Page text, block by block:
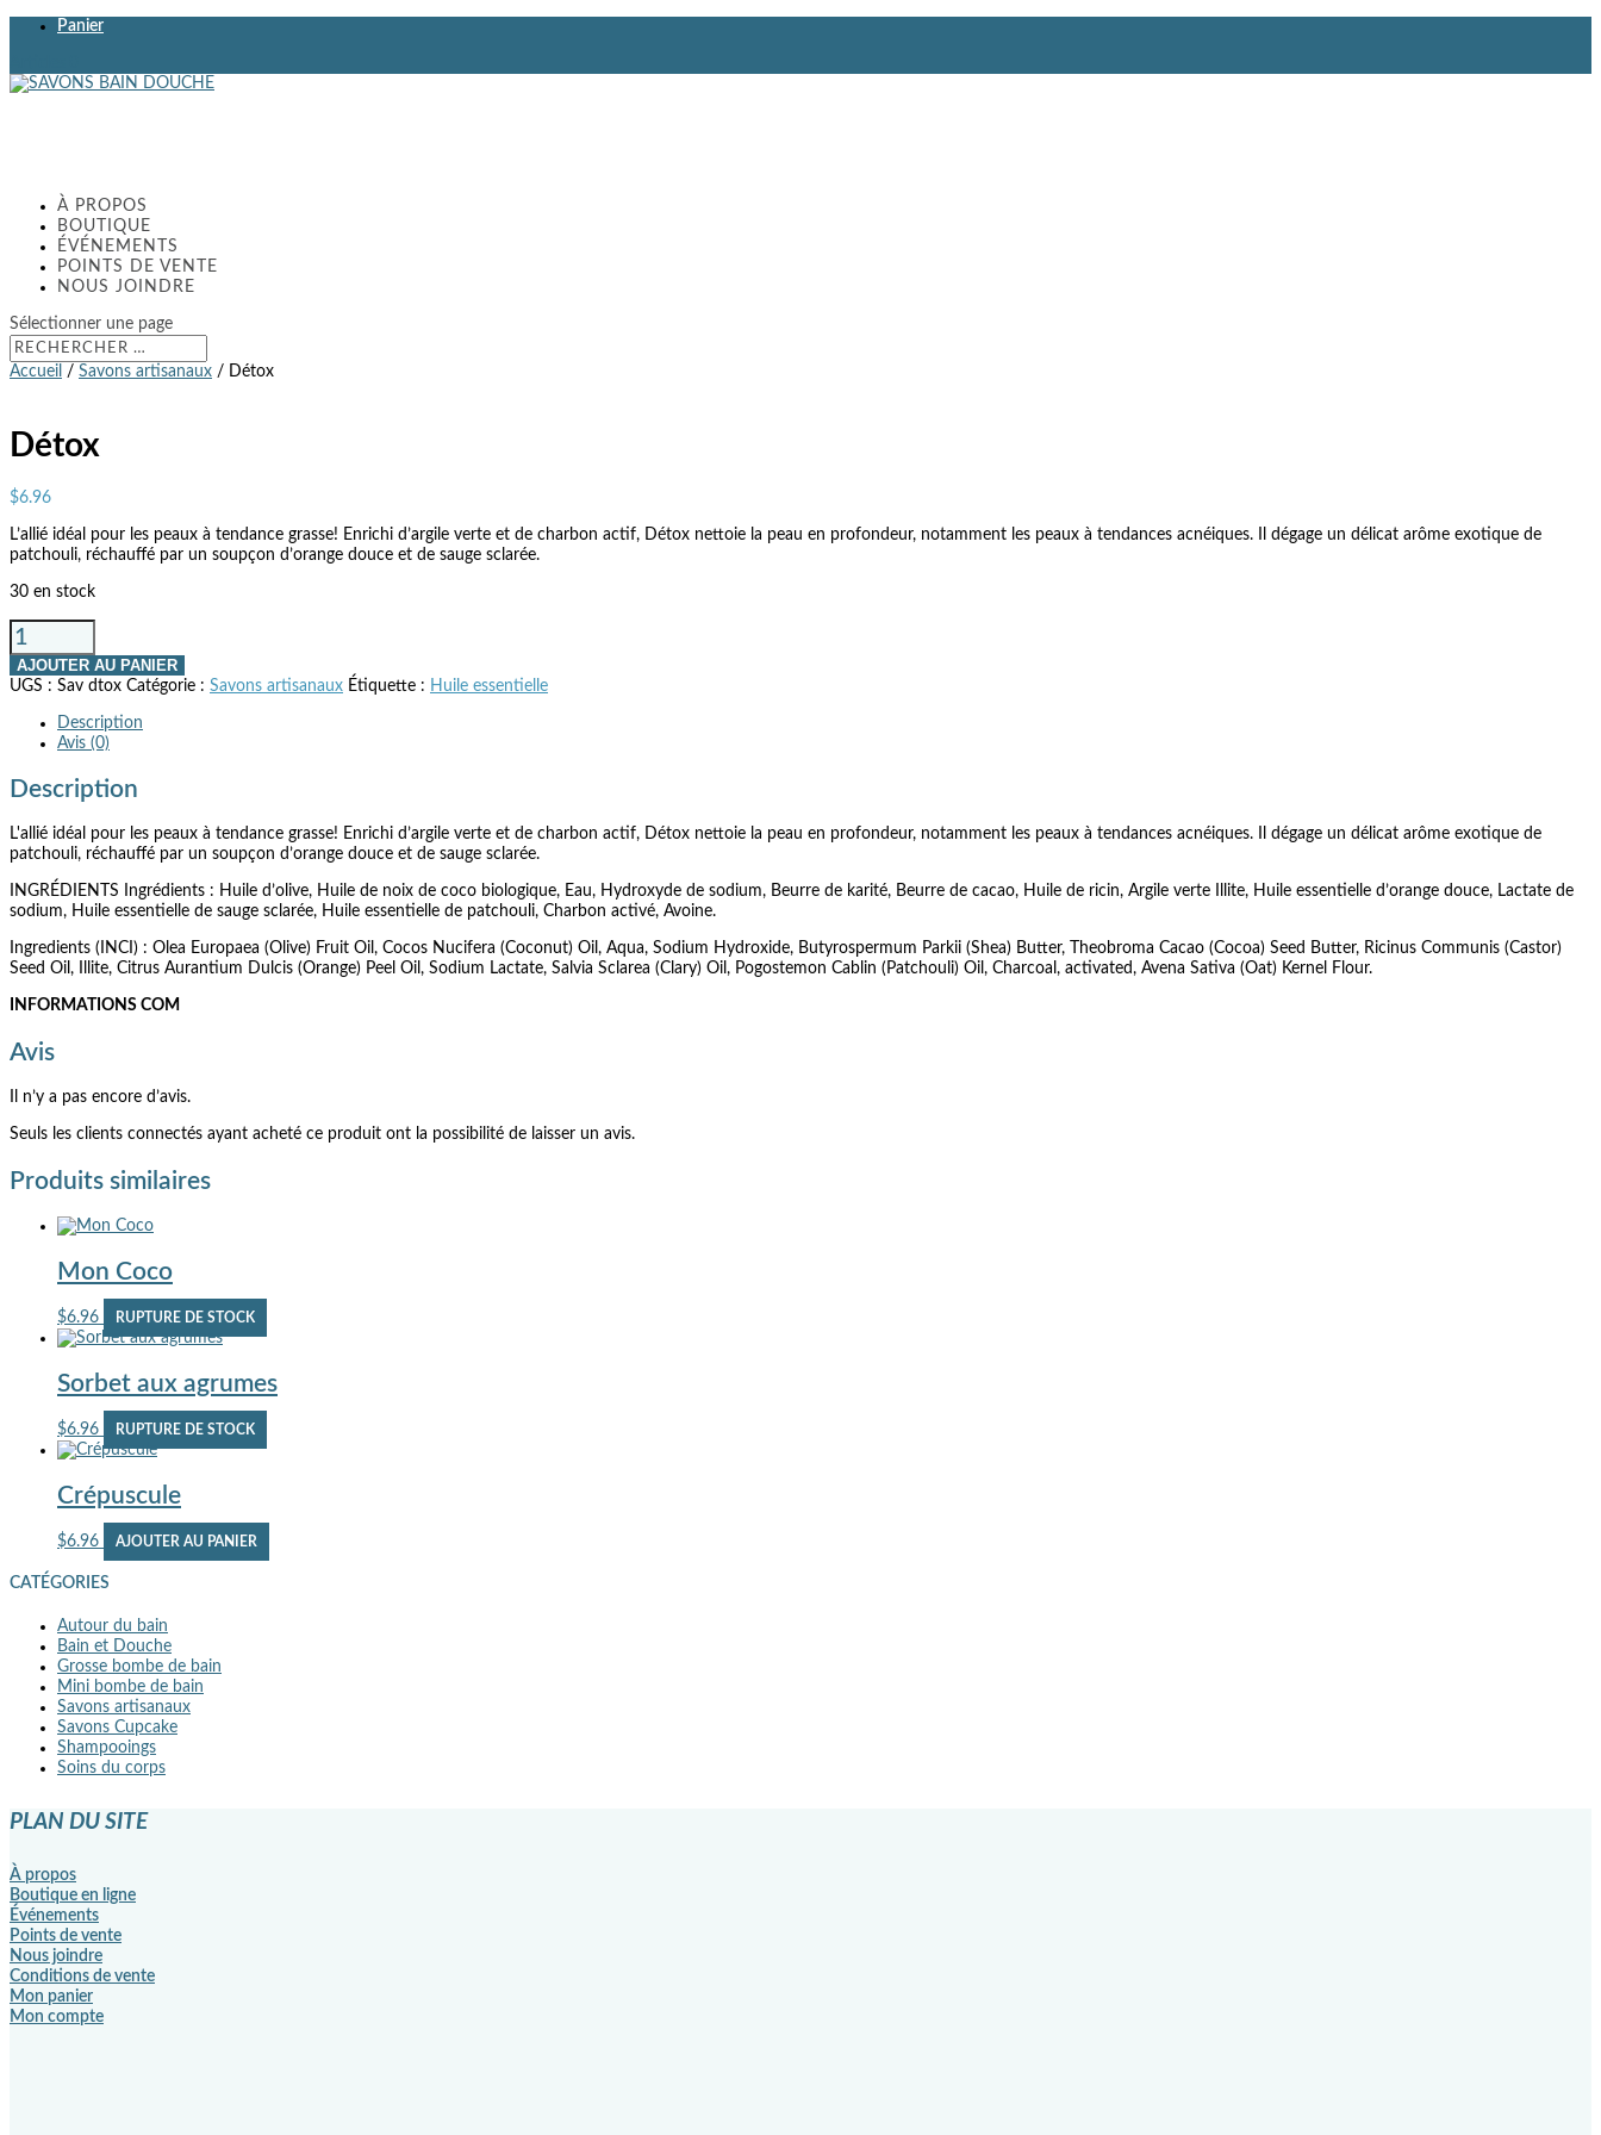
Panier
À PROPOS
BOUTIQUE
ÉVÉNEMENTS
POINTS DE VENTE
NOUS JOINDRE
Sélectionner une page
Accueil / Savons artisanaux / Détox
Détox
$6.96
L’allié idéal pour les peaux à tendance grasse! Enrichi d’argile verte et de charbon actif, Détox nettoie la peau en profondeur, notamment les peaux à tendances acnéiques. Il dégage un délicat arôme exotique de
patchouli, réchauffé par un soupçon d’orange douce et de sauge sclarée.
30 en stock
quantité
de
Détox
AJOUTER AU PANIER
UGS : Sav dtox Catégorie : Savons artisanaux Étiquette : Huile essentielle
Description
Avis (0)
Description
L'allié idéal pour les peaux à tendance grasse! Enrichi d’argile verte et de charbon actif, Détox nettoie la peau en profondeur, notamment les peaux à tendances acnéiques. Il dégage un délicat arôme exotique de
patchouli, réchauffé par un soupçon d’orange douce et de sauge sclarée.
INGRÉDIENTS Ingrédients : Huile d’olive, Huile de noix de coco biologique, Eau, Hydroxyde de sodium, Beurre de karité, Beurre de cacao, Huile de ricin, Argile verte Illite, Huile essentielle d’orange douce, Lactate de
sodium, Huile essentielle de sauge sclarée, Huile essentielle de patchouli, Charbon activé, Avoine.
Ingredients (INCI) : Olea Europaea (Olive) Fruit Oil, Cocos Nucifera (Coconut) Oil, Aqua, Sodium Hydroxide, Butyrospermum Parkii (Shea) Butter, Theobroma Cacao (Cocoa) Seed Butter, Ricinus Communis (Castor)
Seed Oil, Illite, Citrus Aurantium Dulcis (Orange) Peel Oil, Sodium Lactate, Salvia Sclarea (Clary) Oil, Pogostemon Cablin (Patchouli) Oil, Charcoal, activated, Avena Sativa (Oat) Kernel Flour.
INFORMATIONS COM
Avis
Il n’y a pas encore d’avis.
Seuls les clients connectés ayant acheté ce produit ont la possibilité de laisser un avis.
Produits similaires
Mon Coco
$6.96 RUPTURE DE STOCK
Sorbet aux agrumes
$6.96 RUPTURE DE STOCK
Crépuscule
$6.96 AJOUTER AU PANIER
CATÉGORIES
Autour du bain
Bain et Douche
Grosse bombe de bain
Mini bombe de bain
Savons artisanaux
Savons Cupcake
Shampooings
Soins du corps
PLAN DU SITE
À propos
Boutique en ligne
Événements
Points de vente
Nous joindre
Conditions de vente
Mon panier
Mon compte